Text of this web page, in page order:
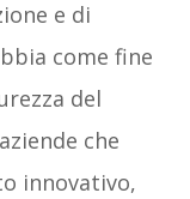
e di
come fine
del
che
innovativo,